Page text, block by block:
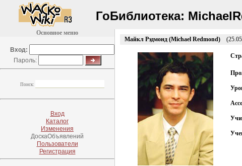
ГоБиблиотека:
Основное меню
Вход:
Пароль:
Поиск:
Вход
Каталог
Изменения
ДоскаОбъявлений
Пользователи
Регистрация
Майкл Рэдмонд (Michael Redmond)